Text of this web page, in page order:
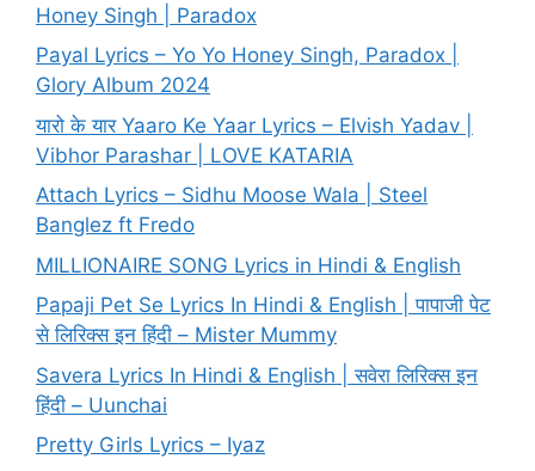
Honey Singh | Paradox
Payal Lyrics – Yo Yo Honey Singh, Paradox |
Glory Album 2024
यारो के यार Yaaro Ke Yaar Lyrics – Elvish Yadav |
Vibhor Parashar | LOVE KATARIA
Attach Lyrics – Sidhu Moose Wala | Steel
Banglez ft Fredo
MILLIONAIRE SONG Lyrics in Hindi & English
Papaji Pet Se Lyrics In Hindi & English | पापाजी पेट
से लिरिक्स इन हिंदी – Mister Mummy
Savera Lyrics In Hindi & English | सवेरा लिरिक्स इन
हिंदी – Uunchai
Pretty Girls Lyrics – Iyaz